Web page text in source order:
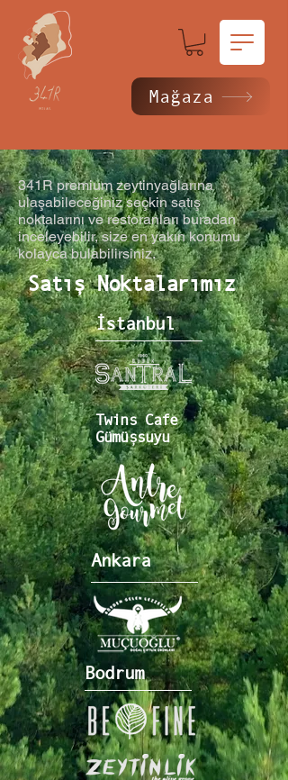
Mağaza
341R premium zeytinyağlarına
ulaşabileceğiniz seçkin satış
noktalarını ve restoranları buradan
inceleyebilir, size en yakın konumu
kolayca bulabilirsiniz.
Satış Noktalarımız
İstanbul
Twins Cafe
Gümüşsuyu
Ankara
Bodrum